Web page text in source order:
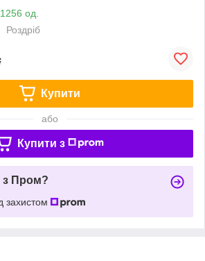
од.
Роздріб
Купити
або
Купити з
з Пром?
захистом